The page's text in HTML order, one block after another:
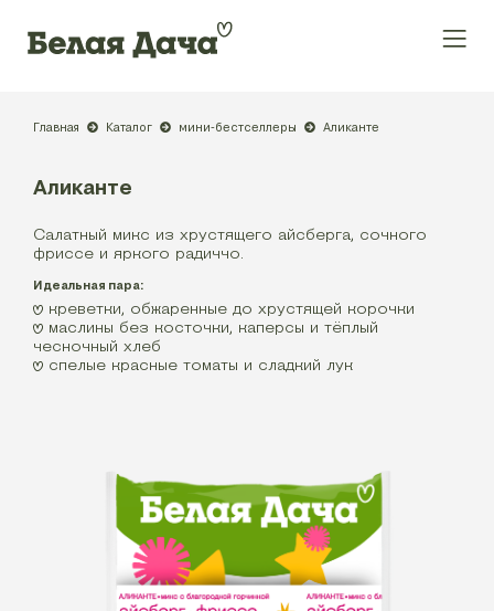
Главная Каталог мини-бестселлеры Аликанте
Аликанте
Салатный микс из хрустящего айсберга, сочного
фриссе и яркого радиччо.
Идеальная пара:
креветки, обжаренные до хрустящей корочки
маслины без косточки, каперсы и тёплый
чесночный хлеб
спелые красные томаты и сладкий лук